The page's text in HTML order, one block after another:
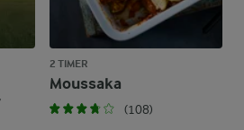
2 TIMER
Moussaka
(108)